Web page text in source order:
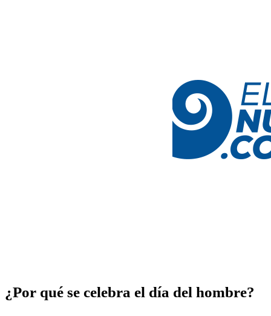
¿Por qué se celebra el día del hombre?